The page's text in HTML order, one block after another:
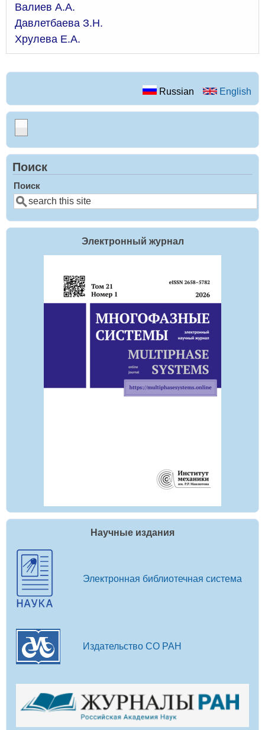
Валиев А.А.
Давлетбаева З.Н.
Хрулева Е.А.
Russian English
Поиск
Поиск
Электронный журнал
Научные издания
Электронная библиотечная система
Издательство СО РАН